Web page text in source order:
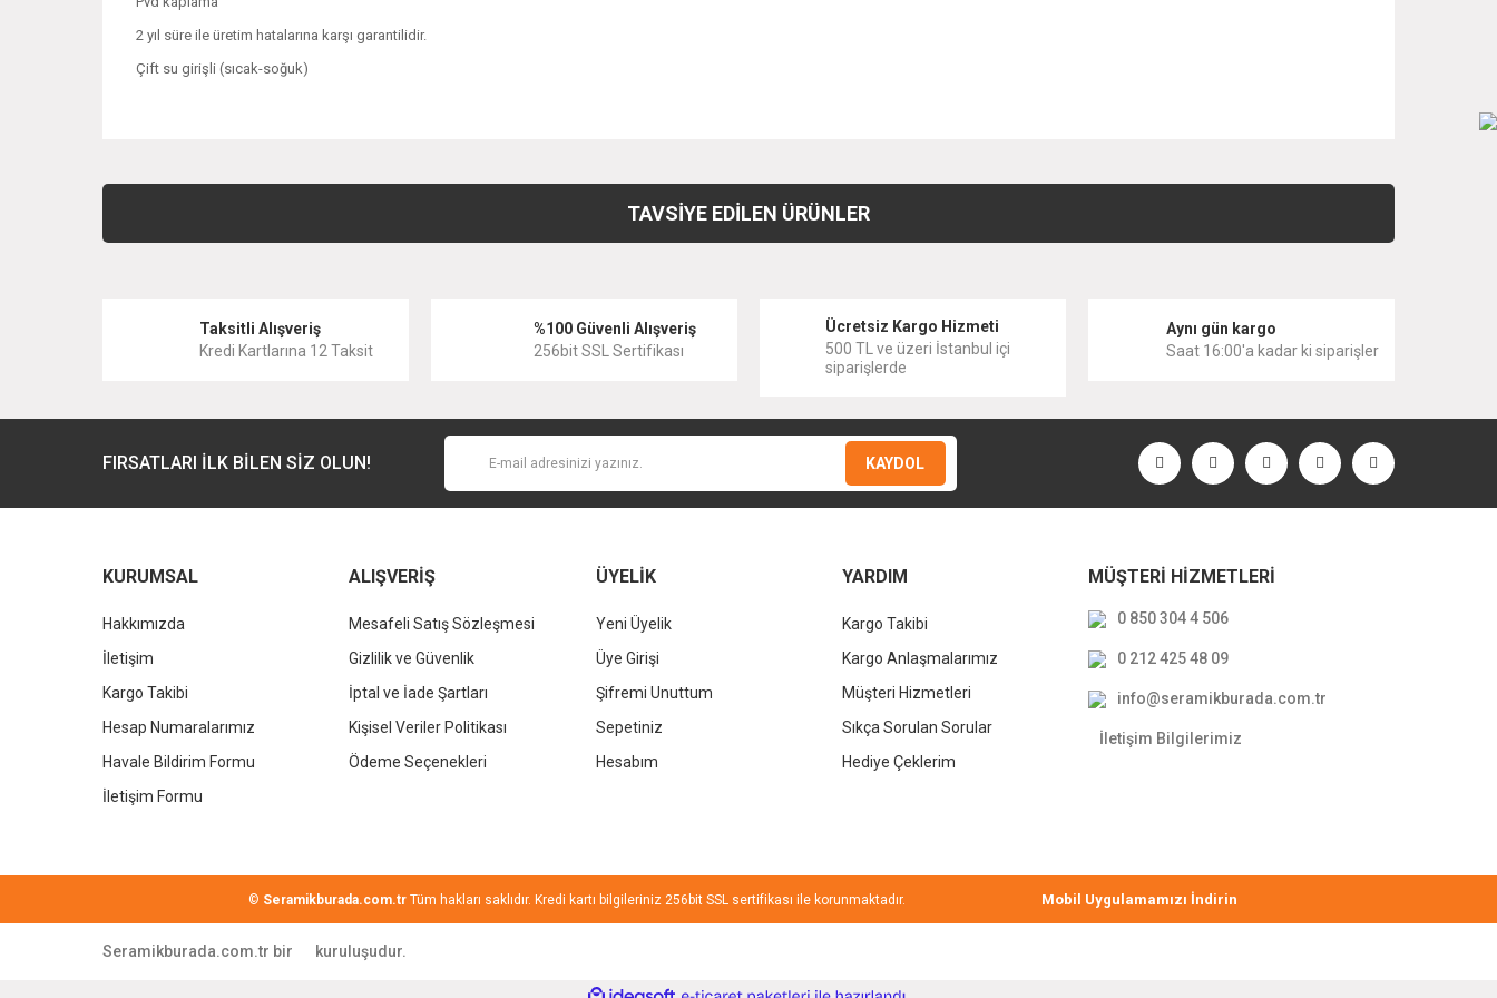
2 yıl süre ile üretim hatalarına karşı garantilidir.
Çift su girişli (sıcak-soğuk)
Yorum Yaz
Ürün resmi kalitesiz, bozuk veya görüntülenemiyor.
Ürün bilgilerinde hatalar bulunuyor.
Bu ürüne benzer farklı alternatifler olmalı.
TAVSİYE EDİLEN ÜRÜNLER
LPD Ördek Lavabo Bataryası Antik
12.000,00 TL
LPD Ördek Lavabo Bataryası Siyah
9.600,00 TL
12.000,00 TL
LPD Ördek Lavabo Bataryası Gold
12.000,00 TL
Taksitli Alışveriş
Kredi Kartlarına 12 Taksit
%100 Güvenli Alışveriş
256bit SSL Sertifikası
Ücretsiz Kargo Hizmeti
500 TL ve üzeri İstanbul içi
siparişlerde
Aynı gün kargo
Saat 16:00'a kadar ki siparişler
FIRSATLARI İLK BİLEN SİZ OLUN! KAYDOL
KURUMSAL
Hakkımızda
İletişim
Kargo Takibi
Hesap Numaralarımız
Havale Bildirim Formu
İletişim Formu
ALIŞVERİŞ
Mesafeli Satış Sözleşmesi
Gizlilik ve Güvenlik
İptal ve İade Şartları
Kişisel Veriler Politikası
Ödeme Seçenekleri
ÜYELİK
Yeni Üyelik
Üye Girişi
Şifremi Unuttum
Sepetiniz
Hesabım
YARDIM
Kargo Takibi
Kargo Anlaşmalarımız
Müşteri Hizmetleri
Sıkça Sorulan Sorular
Hediye Çeklerim
MÜŞTERİ HİZMETLERİ
0 850 304 4 506
0 212 425 48 09
info@seramikburada.com.tr
İletişim Bilgilerimiz
© Seramikburada.com.tr Tüm hakları saklıdır. Kredi kartı bilgileriniz 256bit SSL sertifikası ile korunmaktadır. Mobil Uygulamamızı İndirin
Seramikburada.com.tr bir kuruluşudur.